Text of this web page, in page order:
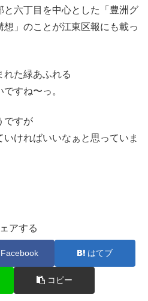
と六丁目を中心とした「豊洲グ
想」のことが江東区報にも載っ
れた緑あふれる
すね〜っ。
ですが
いければいいなぁと思っていま
アする
Facebook はてブ
コピー